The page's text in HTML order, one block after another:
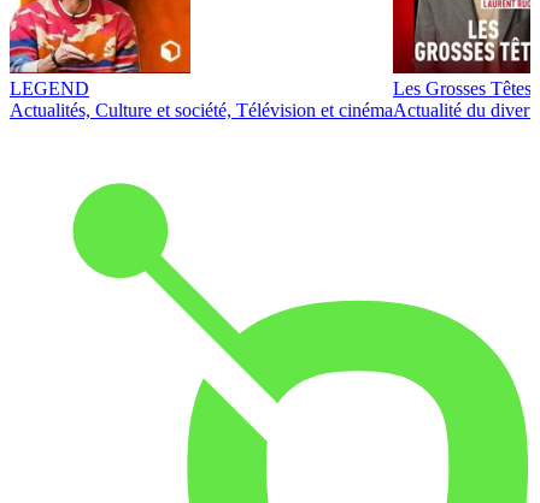
LEGEND
Actualités, Culture et société, Télévision et cinéma
Les Grosses Têtes
Actualité du